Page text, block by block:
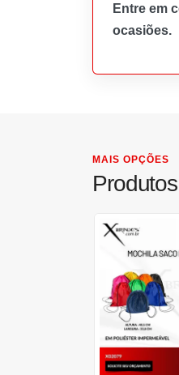
Entre em
ocasiões.
MAIS OPÇÕES